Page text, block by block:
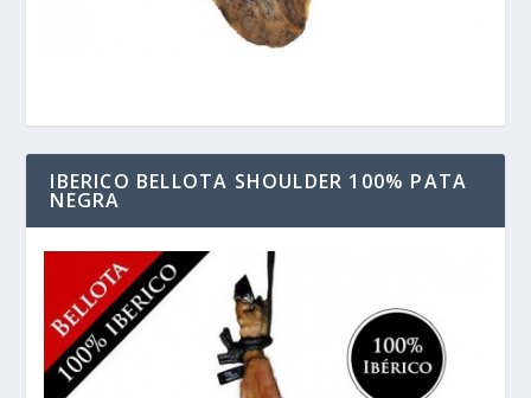
IBERICO BELLOTA SHOULDER 100% PATA
NEGRA